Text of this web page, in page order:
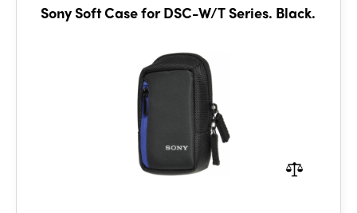
Sony Soft Case for DSC-W/T Series. Black.